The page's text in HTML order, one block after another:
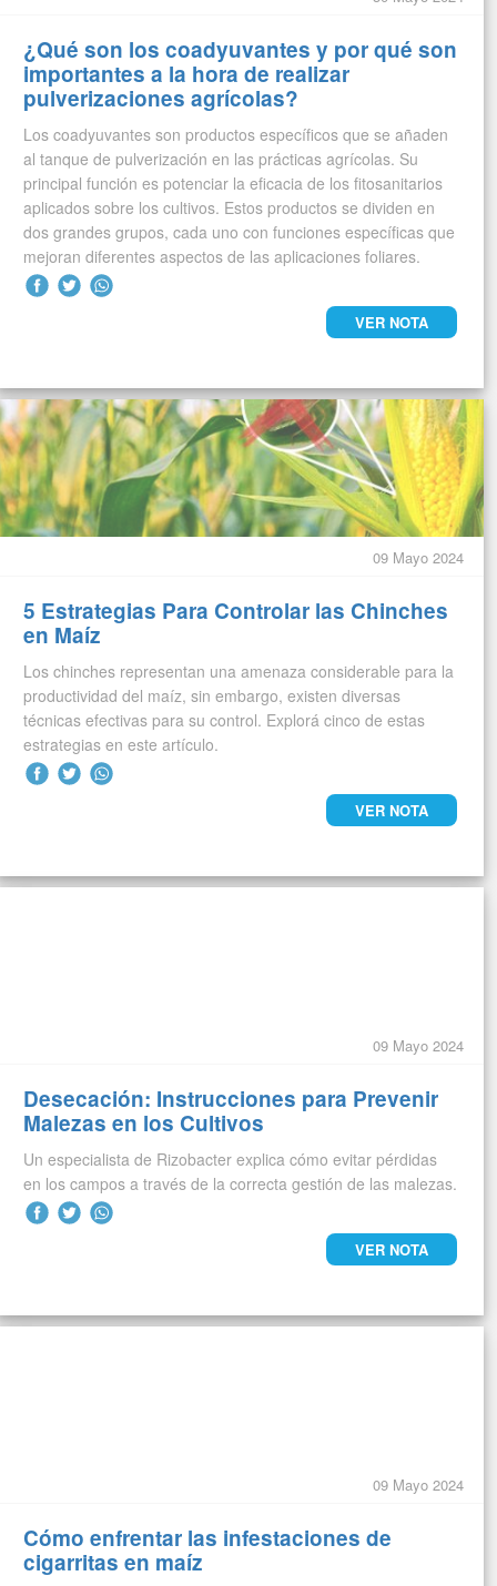
¿Qué son los coadyuvantes y por qué son
importantes a la hora de realizar
pulverizaciones agrícolas?
Los coadyuvantes son productos específicos que se añaden
al tanque de pulverización en las prácticas agrícolas. Su
principal función es potenciar la eficacia de los fitosanitarios
aplicados sobre los cultivos. Estos productos se dividen en
dos grandes grupos, cada uno con funciones específicas que
mejoran diferentes aspectos de las aplicaciones foliares.
VER NOTA
09 Mayo 2024
5 Estrategias Para Controlar las Chinches
en Maíz
Los chinches representan una amenaza considerable para la
productividad del maíz, sin embargo, existen diversas
técnicas efectivas para su control. Explorá cinco de estas
estrategias en este artículo.
VER NOTA
09 Mayo 2024
Desecación: Instrucciones para Prevenir
Malezas en los Cultivos
Un especialista de Rizobacter explica cómo evitar pérdidas
en los campos a través de la correcta gestión de las malezas.
VER NOTA
09 Mayo 2024
Cómo enfrentar las infestaciones de
cigarritas en maíz